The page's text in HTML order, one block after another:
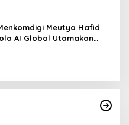
Meutya Hafid
AI Global Utamakan